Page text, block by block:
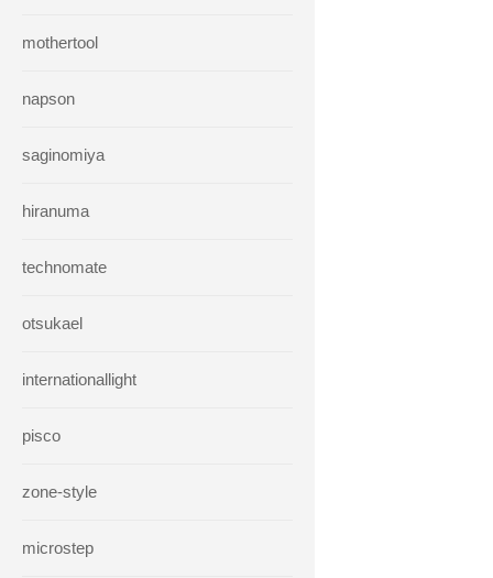
mothertool
napson
saginomiya
hiranuma
technomate
otsukael
internationallight
pisco
zone-style
microstep